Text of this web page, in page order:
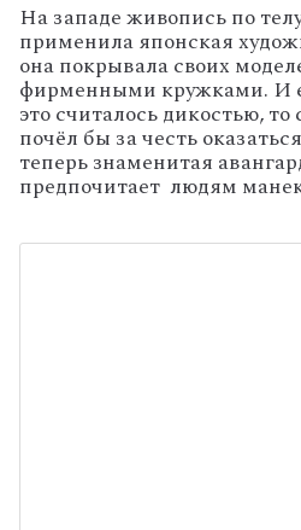
На западе живопись по
применила японская
она покрывала своих
фирменными кружками. И
это считалось дикостью,
почёл бы за честь
теперь знаменитая
предпочитает людям